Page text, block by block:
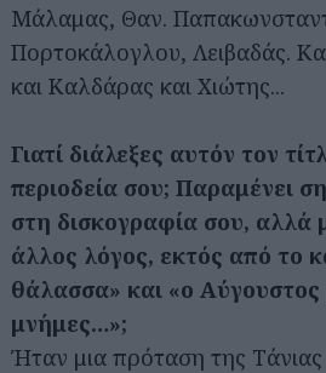
Μάλαμας, Θαν.
Πορτοκάλογλου, Λειβαδάς.
και Καλδάρας και Χιώτης...
Γιατί διάλεξες αυτόν τον
περιοδεία σου; Παραμένει
στη δισκογραφία σου, αλλά
άλλος λόγος, εκτός από το
θάλασσα» και «ο Αύγουστος
μνήμες…»;
Ήταν μια πρόταση της